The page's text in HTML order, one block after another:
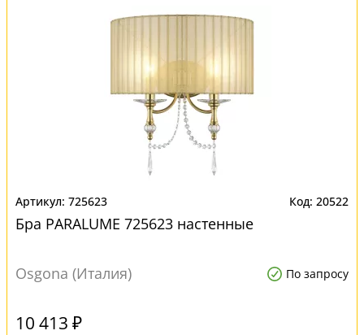
725623 20522
Бра PARALUME 725623 настенные
Osgona (Италия) По запросу
10 413 ₽